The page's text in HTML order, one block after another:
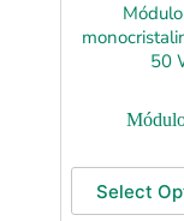
50
Select